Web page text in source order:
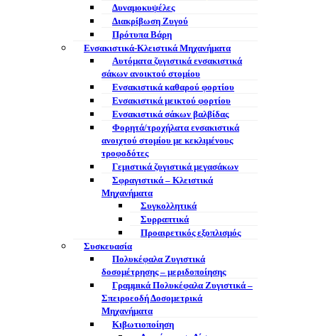
Δυναμοκυψέλες
Διακρίβωση Ζυγού
Πρότυπα Βάρη
Ενσακιστικά-Κλειστικά Μηχανήματα
Αυτόματα ζυγιστικά ενσακιστικά
σάκων ανοικτού στομίου
Ενσακιστικά καθαρού φορτίου
Ενσακιστικά μεικτού φορτίου
Eνσακιστικά σάκων βαλβίδας
Φορητά/τροχήλατα ενσακιστικά
ανοιχτού στομίου με κεκλιμένους
τροφοδότες
Γεμιστικά ζυγιστικά μεγασάκων
Σφραγιστικά – Κλειστικά
Μηχανήματα
Συγκολλητικά
Συρραπτικά
Προαιρετικός εξοπλισμός
Συσκευασία
Πολυκέφαλα Ζυγιστικά
δοσομέτρησης – μεριδοποίησης
Γραμμικά Πολυκέφαλα Ζυγιστικά –
Σπειροεοδή Δοσομετρικά
Μηχανήματα
Κιβωτιοποίηση